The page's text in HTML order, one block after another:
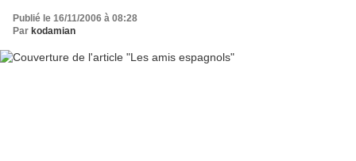
Publié le 16/11/2006 à 08:28
Par kodamian